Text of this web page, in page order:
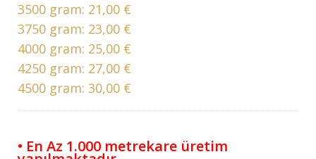
3500 gram: 21,00 €
3750 gram: 23,00 €
4000 gram: 25,00 €
4250 gram: 27,00 €
4500 gram: 30,00 €
• En Az 1.000 metrekare üretim